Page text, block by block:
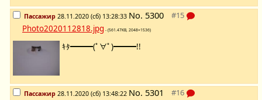
Пассажир 28.11.2020 (сб) 13:28:33 No. 5300
Photo2020112818.jpg - (561.47KB, 2048×1536)
ｷﾀ━━━(ﾟ∀ﾟ)━━━!!
Пассажир 28.11.2020 (сб) 13:48:22 No. 5301